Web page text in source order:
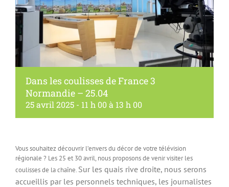
Dans les coulisses de France 3
Normandie – 25.04
25 avril 2025 - 11 h 00à 13 h 00
Vous souhaitez découvrir l’envers du décor de votre télévision
régionale ? Les 25 et 30 avril, nous proposons de venir visiter les
coulisses de la chaîne. Sur les quais rive droite, nous serons
accueillis par les personnels techniques, les journalistes